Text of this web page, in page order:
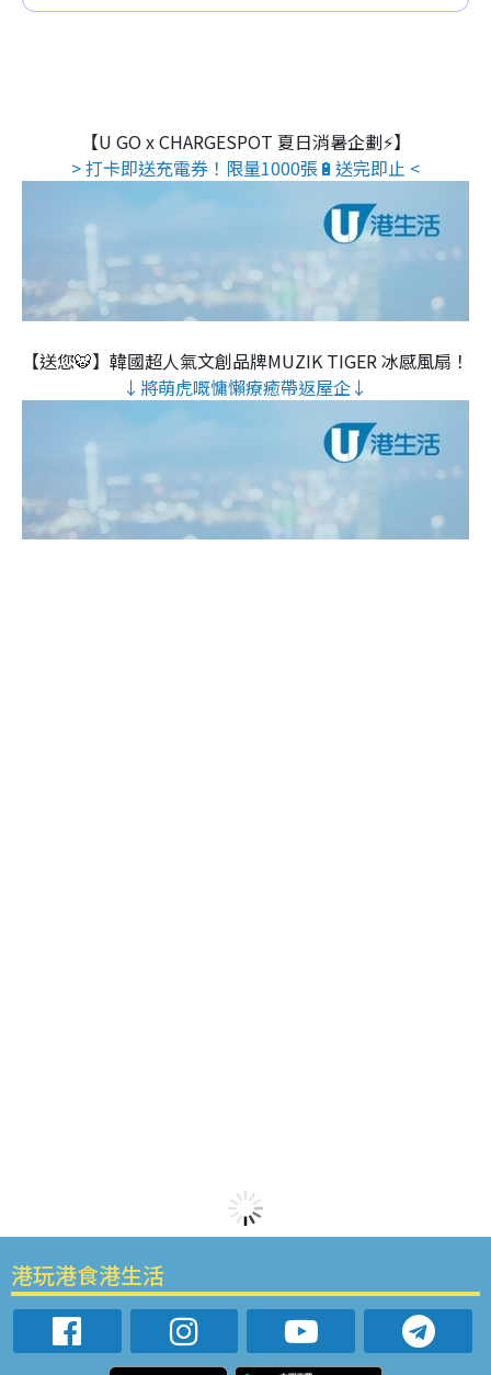
【U GO x CHARGESPOT 夏日消暑企劃⚡】
> 打卡即送充電券！限量1000張🔋送完即止 <
【送您🐯】韓國超人氣文創品牌MUZIK TIGER 冰感風扇！
↓將萌虎嘅慵懶療癒帶返屋企↓
港玩港食港生活